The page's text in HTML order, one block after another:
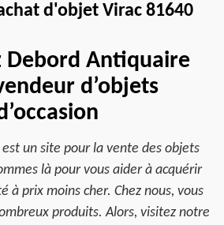
d'objet Virac 81640
Debord Antiquaire
d’objets
un site pour la vente des objets
là pour vous aider à acquérir
à prix moins cher. Chez nous, vous
produits. Alors, visitez notre